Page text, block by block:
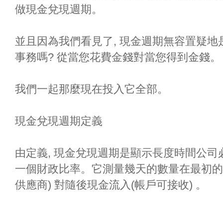
做現金兌現週期。
並且因為我們看見了, 現金週期無容置疑
事務嗎? 從當您花費金錢對當您得到金錢。
我們一起那麼現在投入它全部。
現金兌現週期定義
由定義, 現金兌現週期是顯示長度時間公
一個財政比率。它測量幾天的數量在最初
供應商) 對隨後現金流入(帳戶可接收) 。